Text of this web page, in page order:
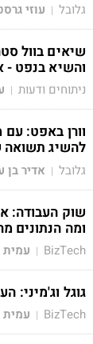
גלובל | עוזי
שיאים בוול
והשיא בנפט -
ניתוחים ודעות |
וורן באפט: עם
להשיג תשואה של 50%
גלובל | אדיר בן
שוק העבודה:
ומה הנתונים
BizTech
| עמית
גוגל וג'מיני:
BizTech
| עמית